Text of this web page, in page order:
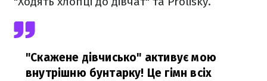
"Скажене дівчисько" активує мою
внутрішню бунтарку! Це гімн всіх